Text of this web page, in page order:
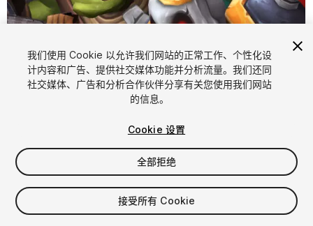
1/9
$29
我们使用 Cookie 以允许我们网站的正常工作、个性化设
计内容和广告、提供社交媒体功能并分析流量。我们还同
社交媒体、广告和分析合作伙伴分享有关您使用我们网站
的信息。
Cookie 设置
全部拒绝
接受所有 Cookie